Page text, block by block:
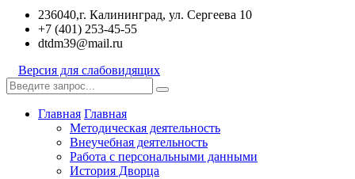
236040,г. Калининград, ул. Сергеева 10
+7 (401) 253-45-55
dtdm39@mail.ru
Версия для слабовидящих
Главная Главная
Методическая деятельность
Внеучебная деятельность
Работа с персональными данными
История Дворца